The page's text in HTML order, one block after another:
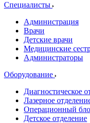
Специалисты
Администрация
Врачи
Детские врачи
Медицинские
Администраторы
Оборудование
Диагностическое
Лазерное
Операционный
Детское отделение